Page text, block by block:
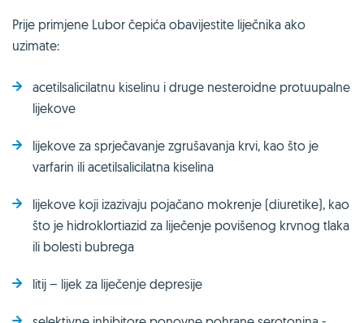
Prije primjene Lubor čepića obavijestite liječnika ako
uzimate:
acetilsalicilatnu kiselinu i druge nesteroidne protuupalne
lijekove
lijekove za sprječavanje zgrušavanja krvi, kao što je
varfarin ili acetilsalicilatna kiselina
lijekove koji izazivaju pojačano mokrenje (diuretike), kao
što je hidroklortiazid za liječenje povišenog krvnog tlaka
ili bolesti bubrega
litij – lijek za liječenje depresije